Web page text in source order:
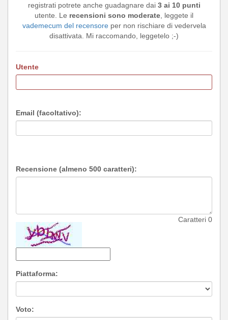
registrati potrete anche guadagnare dai 3 ai 10 punti
utente. Le recensioni sono moderate, leggete il
vademecum del recensoreper non rischiare di vedervela
disattivata. Mi raccomando, leggetelo ;-)
Utente
Email (facoltativo):
Recensione (almeno 500 caratteri):
Caratteri 0
Piattaforma:
Voto: